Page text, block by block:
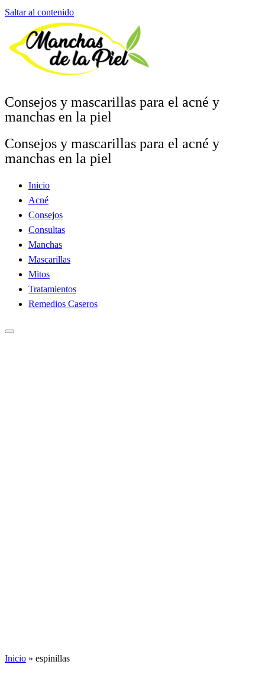
Saltar al contenido
Consejos y mascarillas para el acné y
manchas en la piel
Consejos y mascarillas para el acné y
manchas en la piel
Inicio
Acné
Consejos
Consultas
Manchas
Mascarillas
Mitos
Tratamientos
Remedios Caseros
Inicio » espinillas